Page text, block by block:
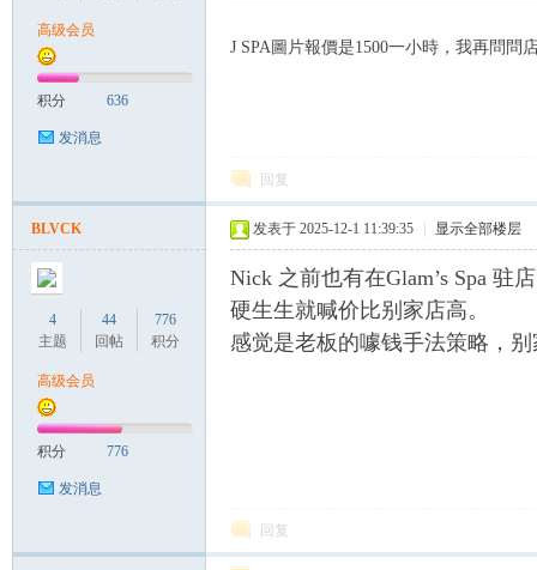
高级会员
积分 636
发消息
J SPA圖片報價是1500一小時，我再問問
回复
BLVCK
4
主题
44
回帖
776
积分
高级会员
积分 776
发消息
发表于 2025-12-1 11:39:35 显示全部楼层
Nick 之前也有在Glam’s Spa 驻
硬生生就喊价比别家店高。
感觉是老板的噱钱手法策略，
回复